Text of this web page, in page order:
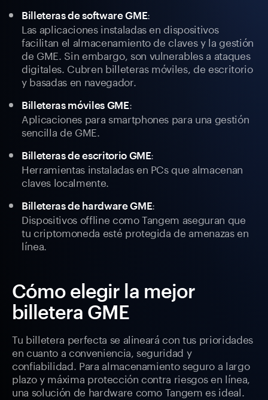
Billeteras de software GME:
Las aplicaciones instaladas en dispositivos
facilitan el almacenamiento de claves y la gestión
de GME. Sin embargo, son vulnerables a ataques
digitales. Cubren billeteras móviles, de escritorio
y basadas en navegador.
Billeteras móviles GME:
Aplicaciones para smartphones para una gestión
sencilla de GME.
Billeteras de escritorio GME:
Herramientas instaladas en PCs que almacenan
claves localmente.
Billeteras de hardware GME:
Dispositivos offline como Tangem aseguran que
tu criptomoneda esté protegida de amenazas en
línea.
Cómo elegir la mejor
billetera GME
Tu billetera perfecta se alineará con tus prioridades
en cuanto a conveniencia, seguridad y
confiabilidad. Para almacenamiento seguro a largo
plazo y máxima protección contra riesgos en línea,
una solución de hardware como Tangem es ideal.